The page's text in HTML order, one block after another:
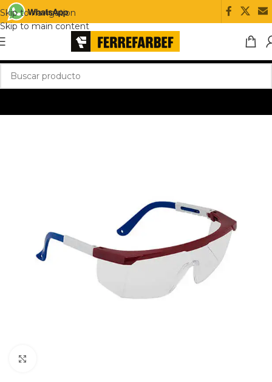
Skip to navigation
Skip to main content